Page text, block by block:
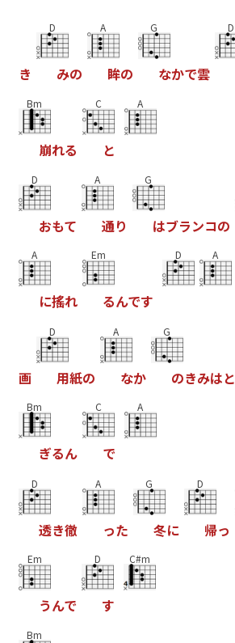
き
D
みの
A
眸の
G
なかで雲
D
Bm
崩れる
C
と
A
D
おもて
A
通り
G
はブランコの
A
に搖れ
Em
るんです
D A
画
D
用紙の
A
なか
G
のきみはと
Bm
ぎるん
C
で
A
D
透き徹
A
った
G
冬に
D
帰っ
Em
うんで
D
す
C#m
Bm